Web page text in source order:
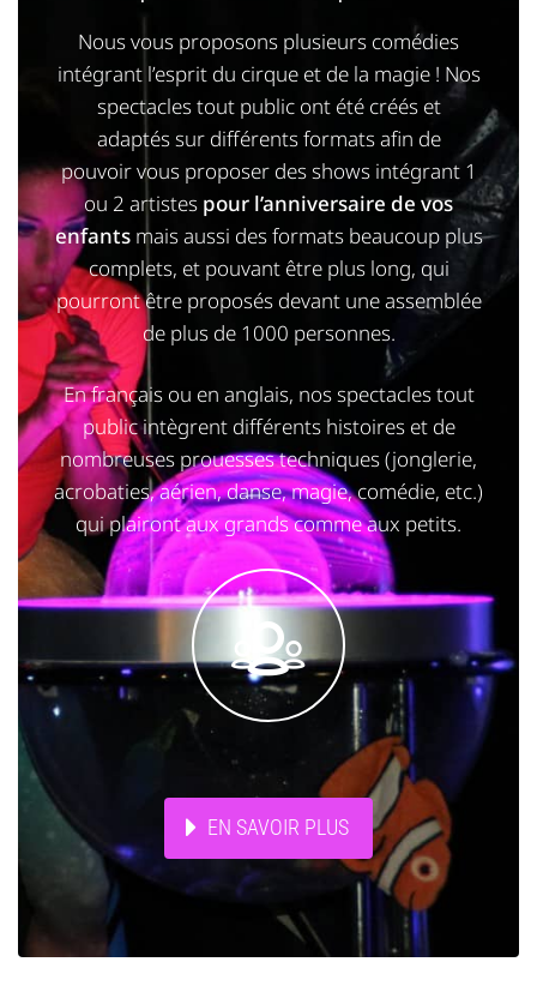
Nous vous proposons plusieurs comédies
intégrant l’esprit du cirque et de la magie ! Nos
spectacles tout public ont été créés et
adaptés sur différents formats afin de
pouvoir vous proposer des shows intégrant 1
ou 2 artistes pour l’anniversaire de vos
enfantsmais aussi des formats beaucoup plus
complets, et pouvant être plus long, qui
pourront être proposés devant une assemblée
de plus de 1000 personnes.
En français ou en anglais, nos spectacles tout
public intègrent différents histoires et de
nombreuses prouesses techniques (jonglerie,
acrobaties, aérien, danse, magie, comédie, etc.)
qui plairont aux grands comme aux petits.


EN SAVOIR PLUS